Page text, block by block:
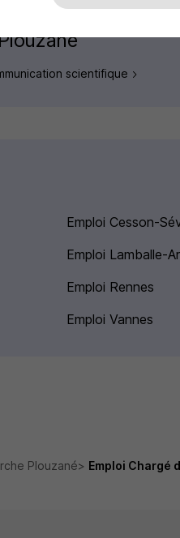
scientifique
Emploi Cesson-
Emploi Lamballe-
Emploi Rennes
Emploi Vannes
Plouzané Emploi Chargé